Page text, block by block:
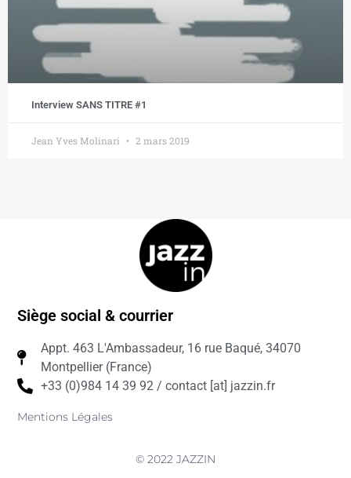
Interview SANS TITRE #1
Jean Yves Molinari 2 mars 2019
Siège social & courrier
Appt. 463 L'Ambassadeur, 16 rue Baqué, 34070
Montpellier (France)
+33 (0)984 14 39 92 / contact [at] jazzin.fr
Mentions Légales
© 2022 JAZZIN